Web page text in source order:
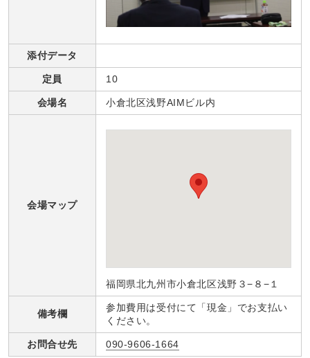
添付データ
定員 10
会場名 小倉北区浅野AIMビル内
会場マップ
福岡県北九州市小倉北区浅野３−８−１
備考欄
参加費用は受付にて「現金」でお支払い
ください。
お問合せ先 090-9606-1664